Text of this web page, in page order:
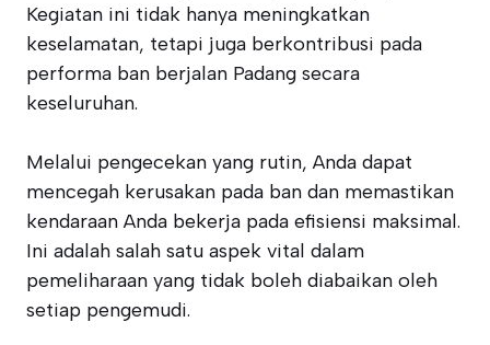
Kegiatan ini tidak hanya meningkatkan
keselamatan, tetapi juga berkontribusi pada
performa ban berjalan Padang secara
keseluruhan.
Melalui pengecekan yang rutin, Anda dapat
mencegah kerusakan pada ban dan memastikan
kendaraan Anda bekerja pada efisiensi maksimal.
Ini adalah salah satu aspek vital dalam
pemeliharaan yang tidak boleh diabaikan oleh
setiap pengemudi.